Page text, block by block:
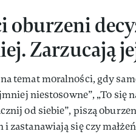
oburzeni
Zarzucają
temat moralności, gdy
niestosowne”, „To się
od siebie”, piszą
i zastanawiają się czy